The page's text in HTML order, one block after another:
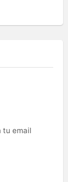
tu email